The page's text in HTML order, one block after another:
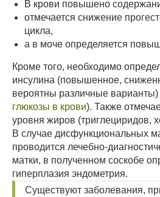
В крови повышено
отмечается снижение
цикла,
а в моче определяется
Кроме того, необходимо
инсулина (повышенное,
вероятны различные
глюкозы в крови). Также
уровня жиров (триглециридов,
В случае дисфункциональных
проводится лечебно-
матки, в полученном соскобе
гиперплазия эндометрия.
Существуют заболевания,